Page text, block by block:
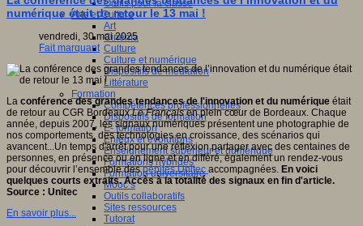
Outils pour la classe
Arts et Culture
Art
Cinéma
Culture
Culture et numérique
Dispositifs de médiation
Littérature
Formation
Compétences professionnelles
Dispositifs de formation
E- formation
Enjeux et évolutions
Enseignement supérieur et numérique
Formations hybrides
Formation universitaire
Mooc’s
Outils collaboratifs
Sites ressources
Tutorat
numérique était de retour le 13 mai !
vendredi, 30 mai 2025
Fait marquant
La conférence des grandes tendances de l'innovation et du numérique était
de retour au CGR BordeauxLe Françaisen plein cœur de Bordeaux. Chaque
année, depuis 2007, les signaux numériques présentent une photographie de
nos comportements, des technologies en croissance, des scénarios qui
avancent...Un temps d'arrêt pour une réflexion partager avec des centaines de
personnes, en présence ou en ligne et en différé, également un rendez-vous
pour découvrir l’ensemble despépites Unitec accompagnées. En voici
quelques courts extraits. Accès à la totalité des signaux en fin d'article.
Source : Unitec
En savoir plus...